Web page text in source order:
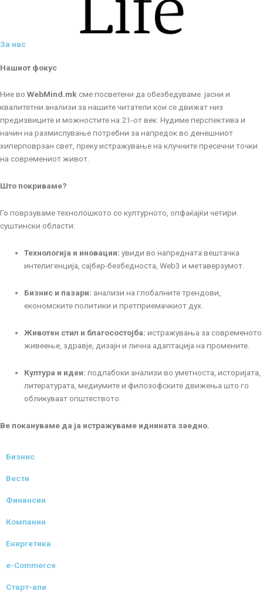
За нас
Нашиот фокус
Ние во WebMind.mkсме посветени да обезбедуваме јасни и
квалитетни анализи за нашите читатели кои се движат низ
предизвиците и можностите на 21-от век. Нудиме перспектива и
начин на размислување потребни за напредок во денешниот
хиперповрзан свет, преку истражување на клучните пресечни точки
на современиот живот.
Што покриваме?
Го поврзуваме технолошкото со културното, опфаќајќи четири
суштински области:
Технологија и иновации: увиди во напредната вештачка
интелигенција, сајбер-безбедноста, Web3 и метаверзумот.
Бизнис и пазари: анализи на глобалните трендови,
економските политики и претприемачкиот дух.
Животен стил и благосостојба: истражувања за современото
живеење, здравје, дизајн и лична адаптација на промените.
Култура и идеи: подлабоки анализи во уметноста, историјата,
литературата, медиумите и филозофските движења што го
обликуваат општеството.
Ве покануваме да ја истражуваме иднината заедно.
Бизнис
Вести
Финансии
Компании
Енергетика
e-Commerce
Старт-апи